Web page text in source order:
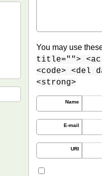
You may use
title="">
<code> <del
<strong>
Name
E-mail
URI